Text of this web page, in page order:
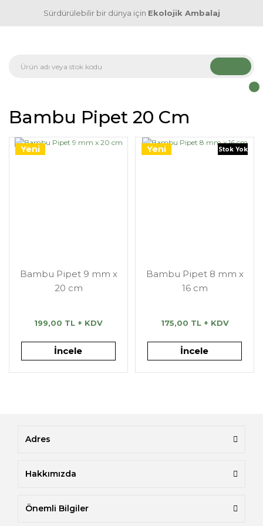
Sürdürülebilir bir dünya için Ekolojik Ambalaj
Bambu Pipet 20 Cm
Yeni
Bambu Pipet 9 mm x
20 cm
199,00 TL + KDV
İncele
Yeni Stok Yok
Bambu Pipet 8 mm x
16 cm
175,00 TL + KDV
İncele
Adres
Hakkımızda
Önemli Bilgiler